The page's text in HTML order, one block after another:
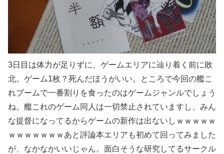
3日目は体力が足りずに、ゲームエリアに辿り着く前に敗
北。ゲーム1枚？死んだほうがいい。ところで今回の艦こ
れブームで一番割りを食ったのはゲームジャンルでしょう
ね。艦これのゲーム同人は一切禁止されていますし、みん
な提督になってるからゲームの新作は出ないしｗｗｗｗｗ
ｗｗｗｗｗｗｗあと評論本エリアも初めて回ってみました
が、なかなかいいじゃん。面白そうな研究してるサークル